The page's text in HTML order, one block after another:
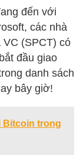
đến với
các nhà
(SPCT) có
đầu giao
danh sách
bây giờ!
Bitcoin trong